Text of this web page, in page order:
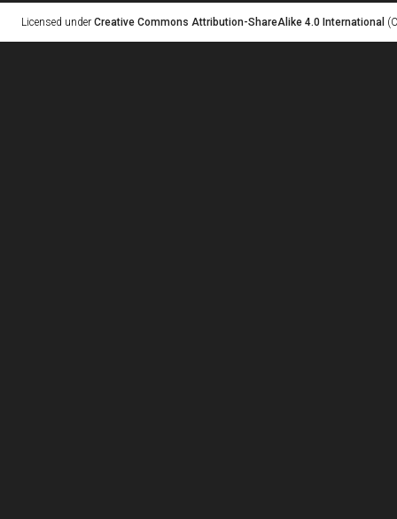
Licensed under Creative Commons Attribution-ShareAlike 4.0 International